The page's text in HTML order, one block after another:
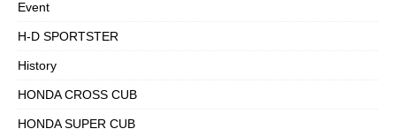
Event
H-D SPORTSTER
History
HONDA CROSS CUB
HONDA SUPER CUB